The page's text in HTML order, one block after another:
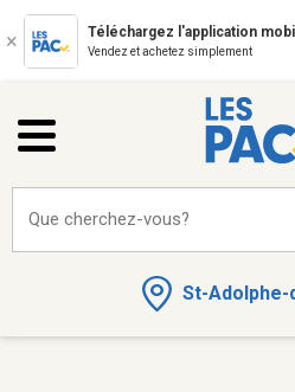
Téléchargez l'application
Vendez et achetez simplement
St-Adolphe-
Que cherchez-vous?